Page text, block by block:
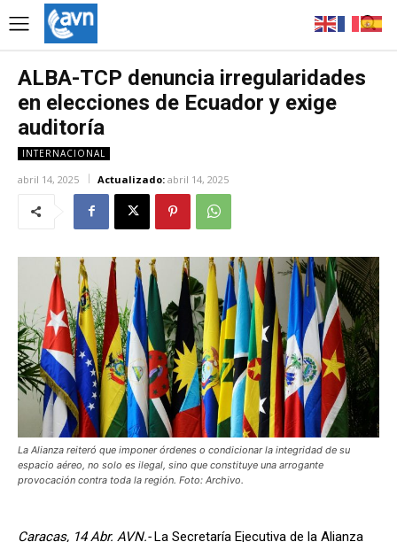
ALBA-TCP denuncia irregularidades
en elecciones de Ecuador y exige
auditoría
INTERNACIONAL
abril 14, 2025 Actualizado: abril 14, 2025
La Alianza reiteró que imponer órdenes o condicionar la integridad de su
espacio aéreo, no solo es ilegal, sino que constituye una arrogante
provocación contra toda la región. Foto: Archivo.
Caracas, 14 Abr. AVN.-La Secretaría Ejecutiva de la Alianza